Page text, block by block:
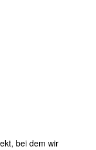
bei dem wir